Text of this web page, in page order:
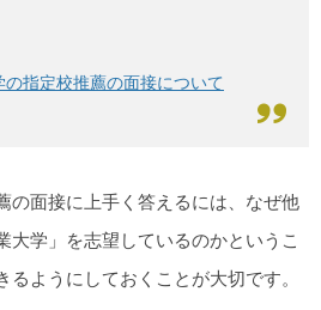
の指定校推薦の面接について
の面接に上手く答えるには、なぜ他
大学」を志望しているのかというこ
るようにしておくことが大切です。